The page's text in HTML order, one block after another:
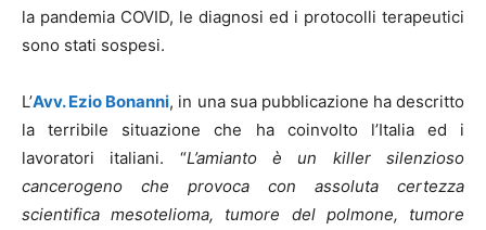
la pandemia COVID, le diagnosi ed i protocolli terapeutici
sono stati sospesi.
L’Avv. Ezio Bonanni, in una sua pubblicazione ha descritto
la terribile situazione che ha coinvolto l’Italia ed i
lavoratori italiani. “L’amianto è un killer silenzioso
cancerogeno che provoca con assoluta certezza
scientifica mesotelioma, tumore del polmone, tumore